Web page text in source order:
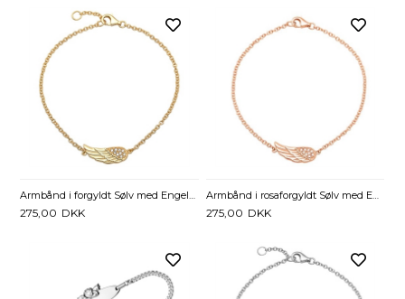
Armbånd i forgyldt Sølv med Engelvinge og Zirkonia - 16 og 18 cm
275,00 DKK
Armbånd i rosaforgyldt Sølv med Engelvinge og Zirkoniasten - 16 og 18 cm
275,00 DKK